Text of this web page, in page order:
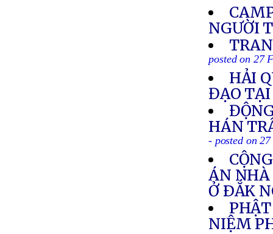
NGƯỜI
posted on 27
HẢI
ĐẠO
HÁN
- posted on
ÁN NHÀ
Ở ÐẮK
NIỆM